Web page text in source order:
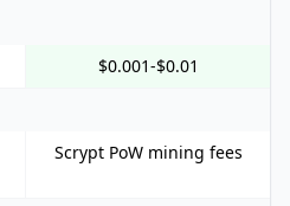
$0.001-$0.01
Scrypt PoW mining fees